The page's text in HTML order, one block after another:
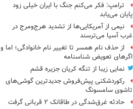
ترامپ: فکر می‌کنم جنگ با ایران خیلی زود
پایان می‌یابد
نیمی از آمریکایی‌ها از تشدید هرج‌ومرج در
غرب آسیا می‌ترسند
از حذف نام همسر تا تغییر نام خانوادگی؛ اما و
اگرهای تعویض شناسنامه
نمایی زیبا از تنگه کریان جزیره قشم
رکوردشکنی پیش‌فروش جدیدترین گوشی‌های
تاشوی سامسونگ
حادثه غرق‌شدگی در طاقانک ۲ قربانی گرفت